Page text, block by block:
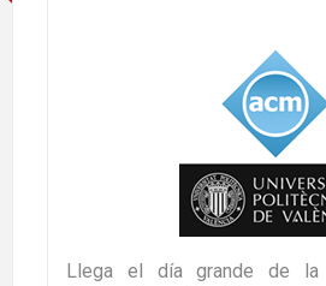
Llega el día grande de la